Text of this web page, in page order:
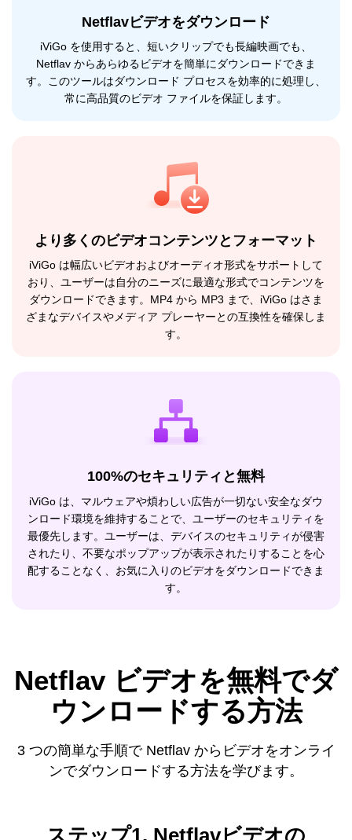
Netflavビデオをダウンロード
iViGo を使用すると、短いクリップでも長編映画でも、
Netflav からあらゆるビデオを簡単にダウンロードできま
す。このツールはダウンロード プロセスを効率的に処理し、
常に高品質のビデオ ファイルを保証します。
より多くのビデオコンテンツとフォーマット
iViGo は幅広いビデオおよびオーディオ形式をサポートして
おり、ユーザーは自分のニーズに最適な形式でコンテンツを
ダウンロードできます。MP4 から MP3 まで、iViGo はさま
ざまなデバイスやメディア プレーヤーとの互換性を確保しま
す。
100%のセキュリティと無料
iViGo は、マルウェアや煩わしい広告が一切ない安全なダウ
ンロード環境を維持することで、ユーザーのセキュリティを
最優先します。ユーザーは、デバイスのセキュリティが侵害
されたり、不要なポップアップが表示されたりすることを心
配することなく、お気に入りのビデオをダウンロードできま
す。
Netflav ビデオを無料でダ
ウンロードする方法
3 つの簡単な手順で Netflav からビデオをオンライ
ンでダウンロードする方法を学びます。
ステップ1. Netflavビデオの